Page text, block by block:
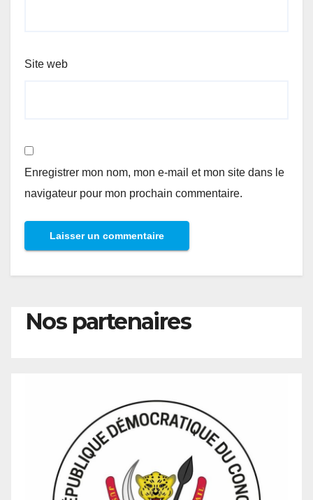
Site web
Enregistrer mon nom, mon e-mail et mon site dans le
navigateur pour mon prochain commentaire.
Nos partenaires